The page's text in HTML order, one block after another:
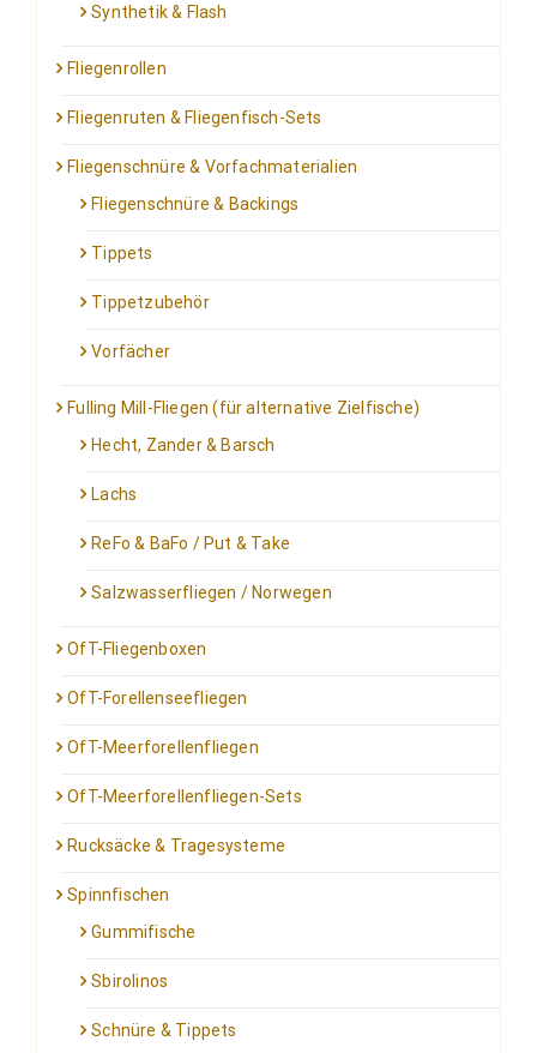
Synthetik & Flash
Fliegenrollen
Fliegenruten & Fliegenfisch-Sets
Fliegenschnüre & Vorfachmaterialien
Fliegenschnüre & Backings
Tippets
Tippetzubehör
Vorfächer
Fulling Mill-Fliegen (für alternative Zielfische)
Hecht, Zander & Barsch
Lachs
ReFo & BaFo / Put & Take
Salzwasserfliegen / Norwegen
OfT-Fliegenboxen
OfT-Forellenseefliegen
OfT-Meerforellenfliegen
OfT-Meerforellenfliegen-Sets
Rucksäcke & Tragesysteme
Spinnfischen
Gummifische
Sbirolinos
Schnüre & Tippets